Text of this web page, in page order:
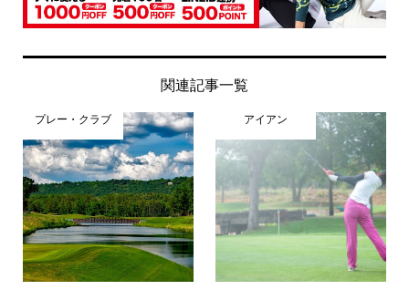
関連記事一覧
プレー・クラブ アイアン